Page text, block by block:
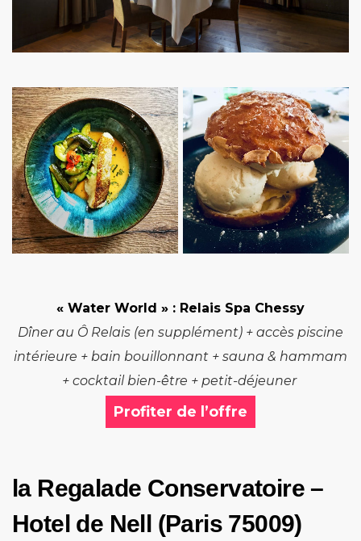
« Water World » : Relais Spa Chessy
Dîner au Ô Relais (en supplément) + accès piscine
intérieure + bain bouillonnant + sauna & hammam
+ cocktail bien-être + petit-déjeuner
Profiter de l’offre
la Regalade Conservatoire –
Hotel de Nell (Paris 75009)